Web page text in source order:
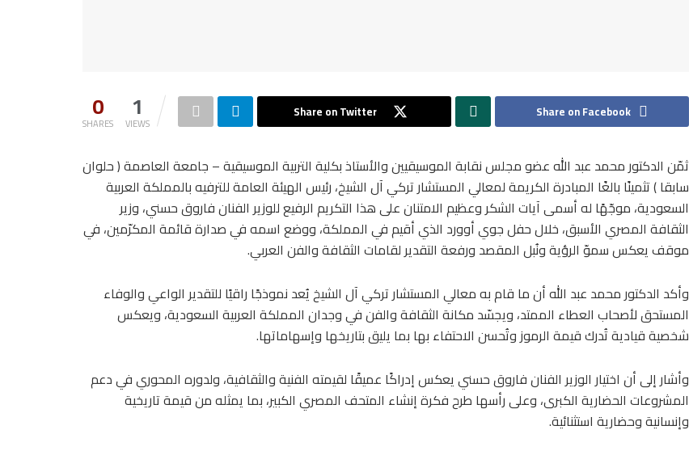
0
SHARES 1
VIEWS
Share on Facebook
Share on Twitter
ثمّن الدكتور محمد عبد الله عضو مجلس نقابة الموسيقيين والأستاذ بكلية التربية الموسيقية – جامعة العاصمة ( حلوان
سابقا ) تثمينًا بالغًا المبادرة الكريمة لمعالي المستشار تركي آل الشيخ، رئيس الهيئة العامة للترفيه بالمملكة العربية
السعودية، موجّهًا له أسمى آيات الشكر وعظيم الامتنان على هذا التكريم الرفيع للوزير الفنان فاروق حسني، وزير
الثقافة المصري الأسبق، خلال حفل جوي أوورد الذي أقيم في المملكة، ووضع اسمه في صدارة قائمة المكرّمين، في
موقف يعكس سموّ الرؤية ونُبل المقصد ورفعة التقدير لقامات الثقافة والفن العربي.
وأكد الدكتور محمد عبد الله أن ما قام به معالي المستشار تركي آل الشيخ يُعد نموذجًا راقيًا للتقدير الواعي والوفاء
المستحق لأصحاب العطاء الممتد، ويجسّد مكانة الثقافة والفن في وجدان المملكة العربية السعودية، ويعكس
شخصية قيادية تُدرك قيمة الرموز وتُحسن الاحتفاء بها بما يليق بتاريخها وإسهاماتها.
وأشار إلى أن اختيار الوزير الفنان فاروق حسني يعكس إدراكًا عميقًا لقيمته الفنية والثقافية، ولدوره المحوري في دعم
المشروعات الحضارية الكبرى، وعلى رأسها طرح فكرة إنشاء المتحف المصري الكبير، بما يمثله من قيمة تاريخية
وإنسانية وحضارية استثنائية.